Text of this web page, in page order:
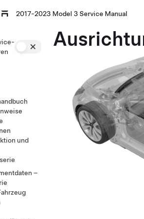
2017-2023 Model 3 Service Manual
und
–